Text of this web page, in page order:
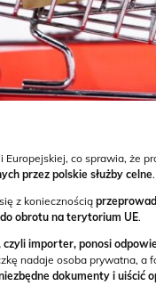
co sprawia, że
przez polskie służby celne.
z koniecznością
obrotu na terytorium UE.
czyli importer, ponosi
nadaje osoba prywatna,
dokumenty i uiścić